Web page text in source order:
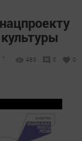
483 0 0